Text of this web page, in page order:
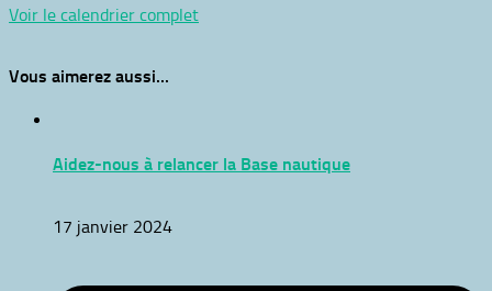
Voir le calendrier complet
Vous aimerez aussi...
Aidez-nous à relancer la Base nautique
17 janvier 2024